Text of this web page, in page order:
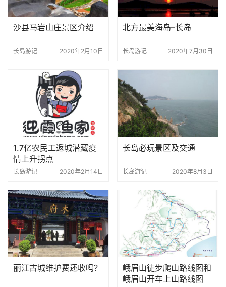
沙县马岩山庄景区介绍
长岛游记 2020年2月10日
北方最美海岛–长岛
长岛游记 2020年7月30日
1.7亿农民工返城潜藏疫
情上升拐点
长岛游记 2020年2月14日
长岛必玩景区及交通
长岛游记 2020年8月3日
丽江古城维护费还收吗？
峨眉山徒步爬山路线图和
峨眉山开车上山路线图